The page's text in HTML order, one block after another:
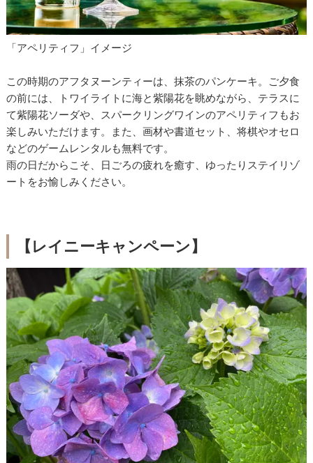
「アペリティフ」イメージ
この時期のアフタヌーンティーは、抹茶のパンケーキ。ご夕食
の前には、トワイライトに海と紫陽花を眺めながら、テラスに
て紫陽花ソーダや、スパークリングワインのアペリティフもお
楽しみいただけます。また、画材や書道セット、将棋やオセロ
などのゲームレンタルも無料です。
雨の日だからこそ、日ごろの疲れを癒す、ゆったりステイリゾ
ートをお愉しみください。
【レイニーキャンペーン】